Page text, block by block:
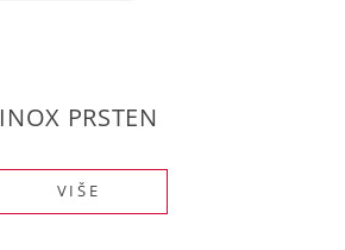
INOX PRSTEN
VIŠE